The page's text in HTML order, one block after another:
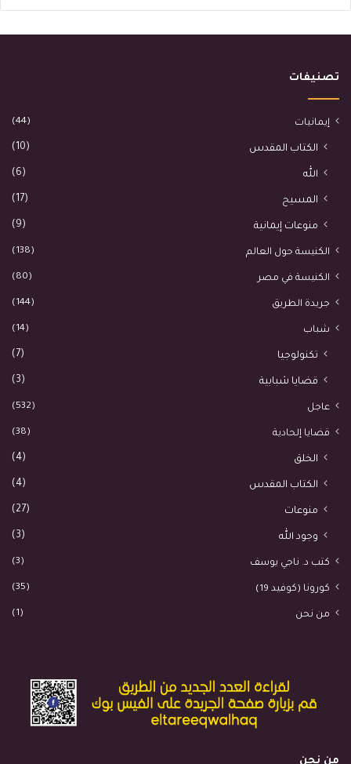
تصنيفات
إيمانيات (44)
الكتاب المقدس (10)
الله (6)
المسيح (17)
منوعات إيمانية (9)
الكنيسة حول العالم (138)
الكنيسة في مصر (80)
جريدة الطريق (144)
شباب (14)
تكنولوجيا (7)
قضايا شبابية (3)
عاجل (532)
قضايا إلحادية (38)
الخلق (4)
الكتاب المقدس (4)
منوعات (27)
وجود الله (3)
كتب د. ناجي يوسف (3)
كورونا (كوفيد 19) (35)
من نحن (1)
من نحن